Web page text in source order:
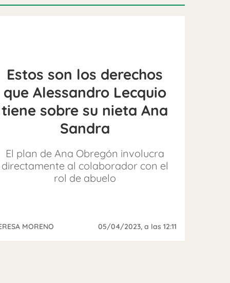
Estos son los derechos
que Alessandro Lecquio
tiene sobre su nieta Ana
Sandra
El plan de Ana Obregón involucra
directamente al colaborador con el
rol de abuelo
MORENO 05/04/2023, a las 12:11